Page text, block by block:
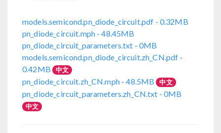
models.semicond.pn_diode_circuit.pdf - 0.32MB
pn_diode_circuit.mph - 48.45MB
pn_diode_circuit_parameters.txt - 0MB
models.semicond.pn_diode_circuit.zh_CN.pdf -
0.42MB 中文
pn_diode_circuit.zh_CN.mph- 48.5MB 中文
pn_diode_circuit_parameters.zh_CN.txt - 0MB
中文